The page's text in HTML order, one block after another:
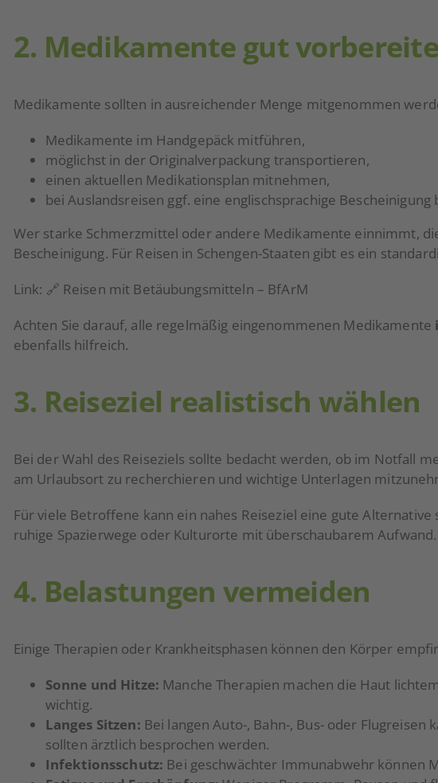
2. Medikamente gut
Medikamente sollten in ausreichender Menge mitgenommen
Medikamente im Handgepäck mitführen,
möglichst in der Originalverpackung transportieren,
einen aktuellen Medikationsplan mitnehmen,
bei Auslandsreisen ggf. eine englischsprachige
Wer starke Schmerzmittel oder andere Medikamente einnimmt,
Bescheinigung. Für Reisen in Schengen-Staaten gibt es ein
Link: 🔗 Reisen mit Betäubungsmitteln – BfArM
Achten Sie darauf, alle regelmäßig eingenommenen Medikamente
ebenfalls hilfreich.
3. Reiseziel realistisch wählen
Bei der Wahl des Reiseziels sollte bedacht werden, ob im Notfall
am Urlaubsort zu recherchieren und wichtige Unterlagen
Für viele Betroffene kann ein nahes Reiseziel eine gute
ruhige Spazierwege oder Kulturorte mit überschaubarem
4. Belastungen vermeiden
Einige Therapien oder Krankheitsphasen können den Körper
Sonne und Hitze: Manche Therapien machen die Haut
wichtig.
Langes Sitzen: Bei langen Auto-, Bahn-, Bus- oder
sollten ärztlich besprochen werden.
Infektionsschutz: Bei geschwächter Immunabwehr können